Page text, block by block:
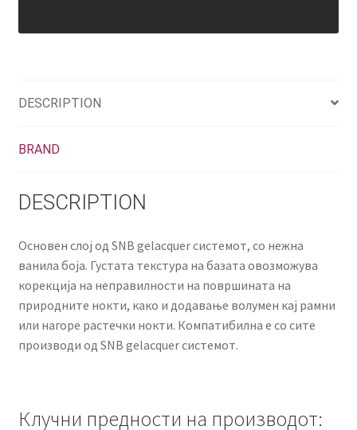
DESCRIPTION
BRAND
DESCRIPTION
Основен слој од SNB gelacquer системот, со нежна
ванила боја. Густата текстура на базата овозможува
корекција на неправилности на површината на
природните нокти, како и додавање волумен кај рамни
или нагоре растечки нокти. Компатибилна е со сите
производи од SNB gelacquer системот.
Клучни предности на производот: